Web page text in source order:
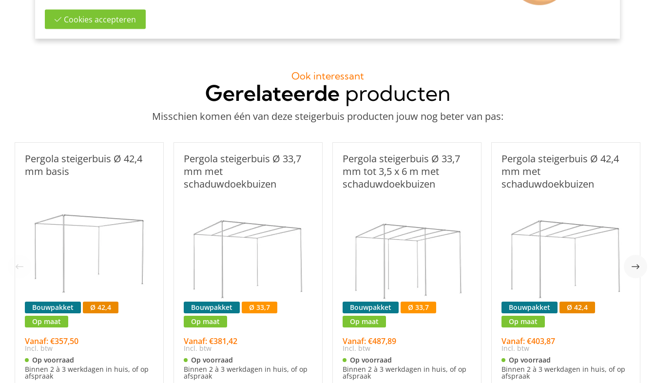
1x Inbussleutel voor buiskoppeling Ø 42,4 - Ø 48,3 - Ø 60,3 mm
Ook interessant
Gerelateerde producten
Misschien komen één van deze steigerbuis producten jouw nog beter van pas:
Pergola steigerbuis Ø 42,4
mm basis
Bouwpakket
Ø 42,4
Op maat
Vanaf: €357,50
Incl. btw
Op voorraad
Binnen 2 à 3 werkdagen in huis, of op
afspraak
Pergola steigerbuis Ø 33,7
mm met
schaduwdoekbuizen
Bouwpakket
Ø 33,7
Op maat
Vanaf: €381,42
Incl. btw
Op voorraad
Binnen 2 à 3 werkdagen in huis, of op
afspraak
Pergola steigerbuis Ø 33,7
mm tot 3,5 x 6 m met
schaduwdoekbuizen
Bouwpakket
Ø 33,7
Op maat
Vanaf: €487,89
Incl. btw
Op voorraad
Binnen 2 à 3 werkdagen in huis, of op
afspraak
Pergola steigerbuis Ø 42,4
mm met
schaduwdoekbuizen
Bouwpakket
Ø 42,4
Op maat
Vanaf: €403,87
Incl. btw
Op voorraad
Binnen 2 à 3 werkdagen in huis, of op
afspraak
Cookies accepteren